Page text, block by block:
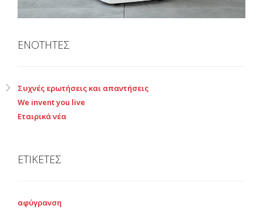
ΕΝΟΤΗΤΕΣ
Συχνές ερωτήσεις και απαντήσεις
We invent you live
Εταιρικά νέα
ΕΤΙΚΕΤΕΣ
αφύγρανση